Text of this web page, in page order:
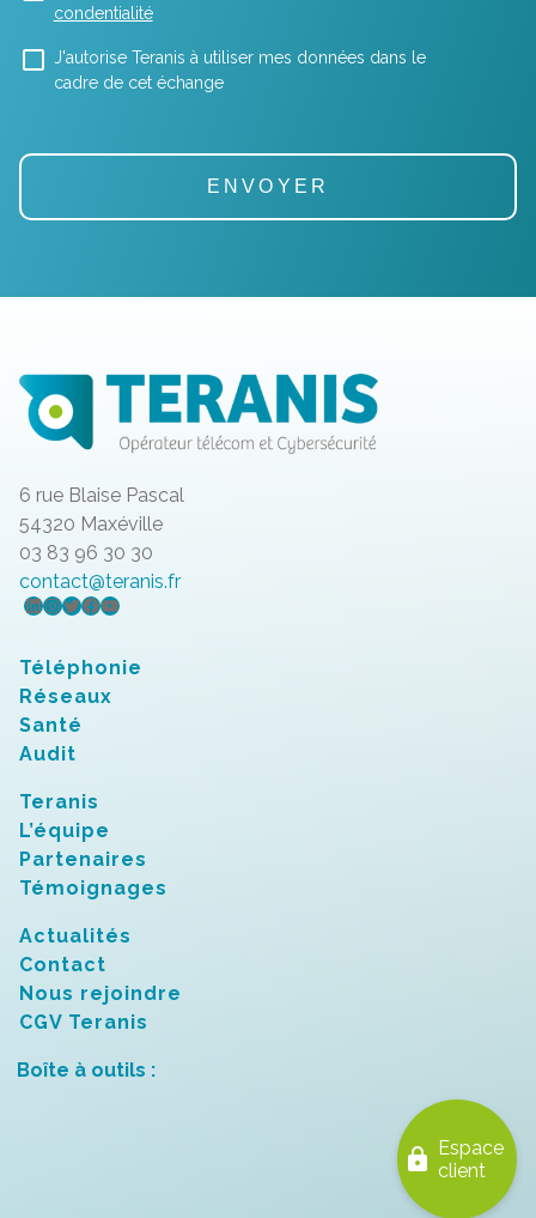
condentialité
J'autorise Teranis à utiliser mes données dans le
cadre de cet échange
6 rue Blaise Pascal
54320 Maxéville
03 83 96 30 30
contact@teranis.fr
LinkedIn
Instagram
Twitter
Facebook
YouTube
Téléphonie
Réseaux
Santé
Audit
Teranis
L’équipe
Partenaires
Témoignages
Actualités
Contact
Nous rejoindre
CGV Teranis
Boîte à outils :
lock Espace
client